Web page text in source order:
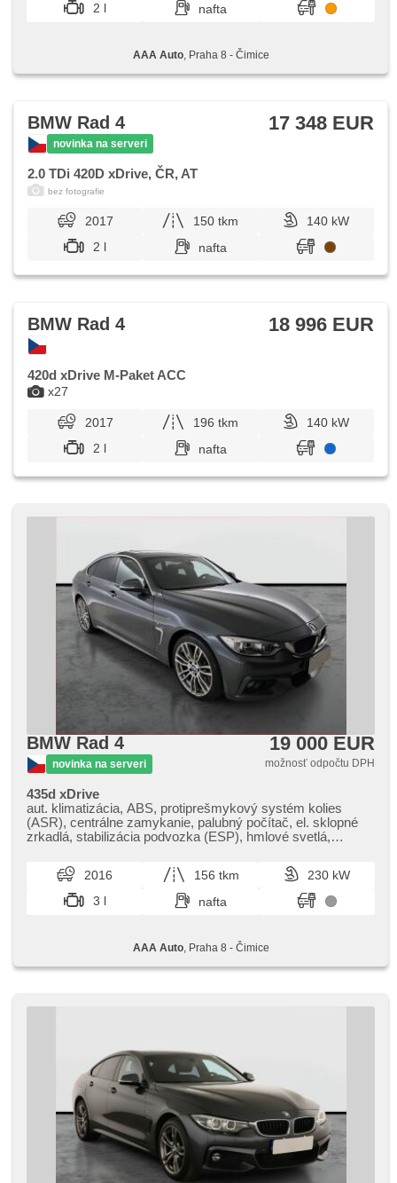
2 l
nafta
AAA Auto, Praha 8 - Čimice
bez fotografie
BMW Rad 4
novinka na serveri
17 348 EUR
2.0 TDi 420D xDrive, ČR, AT
2017 150 tkm
140 kW
2 l
nafta
x27
BMW Rad 4 18 996 EUR
420d xDrive M-Paket ACC
2017 196 tkm
140 kW
2 l
nafta
BMW Rad 4
novinka na serveri
19 000 EUR
možnosť odpočtu DPH
435d xDrive
aut. klimatizácia, ABS, protiprešmykový systém kolies
(ASR), centrálne zamykanie, palubný počítač, el. sklopné
zrkadlá, stabilizácia podvozka (ESP), hmlové svetlá,
štartovanie tlačítkom, senzor tlaku v pneumatikách, USB,
8x airbag, el. nastaviteľné sedadlá, stráženie jazdného
pruhu, posilňovač riadenia, el. okná, strešné okno,
autorádio, aut. prevodovka, pohon 4 x 4
2016 156 tkm
230 kW
3 l
nafta
AAA Auto, Praha 8 - Čimice